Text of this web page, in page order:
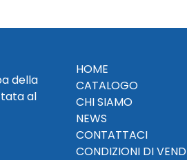
della
al
HOME
CATALOGO
CHI SIAMO
NEWS
CONTATTACI
CONDIZIONI DI